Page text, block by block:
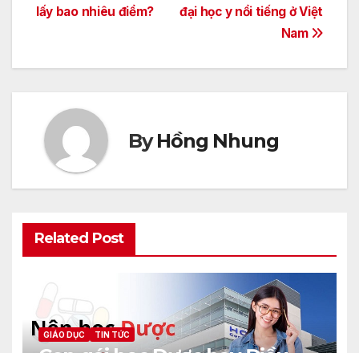
hướng
bài
đại học y nổi tiếng ở Việt
Nam
lấy bao nhiêu điểm?
ByHồng Nhung
Related Post
GIÁO DỤC TIN TỨC